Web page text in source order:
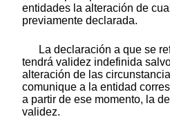
entidades la alteración de
previamente declarada.
La declaración a que se
tendrá validez indefinida
alteración de las
comunique a la entidad
a partir de ese momento, la
validez.